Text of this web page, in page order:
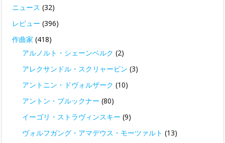
ニュース (32)
レビュー (396)
作曲家 (418)
アルノルト・シェーンベルク (2)
アレクサンドル・スクリャービン (3)
アントニン・ドヴォルザーク (10)
アントン・ブルックナー (80)
イーゴリ・ストラヴィンスキー (9)
ヴォルフガング・アマデウス・モーツァルト (13)